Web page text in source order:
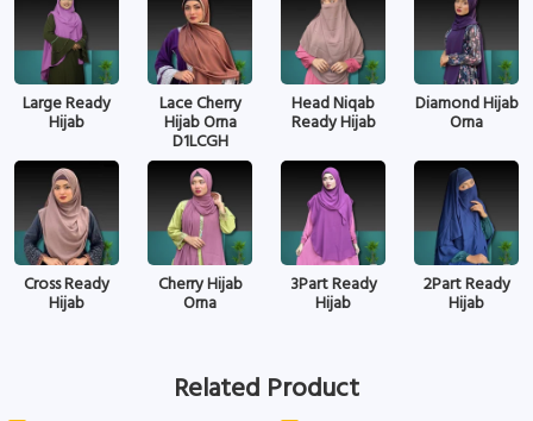
Large Ready
Hijab
Lace Cherry
Hijab Orna
D1LCGH
Head Niqab
Ready Hijab
Diamond Hijab
Orna
Cross Ready
Hijab
Cherry Hijab
Orna
3Part Ready
Hijab
2Part Ready
Hijab
Related Product